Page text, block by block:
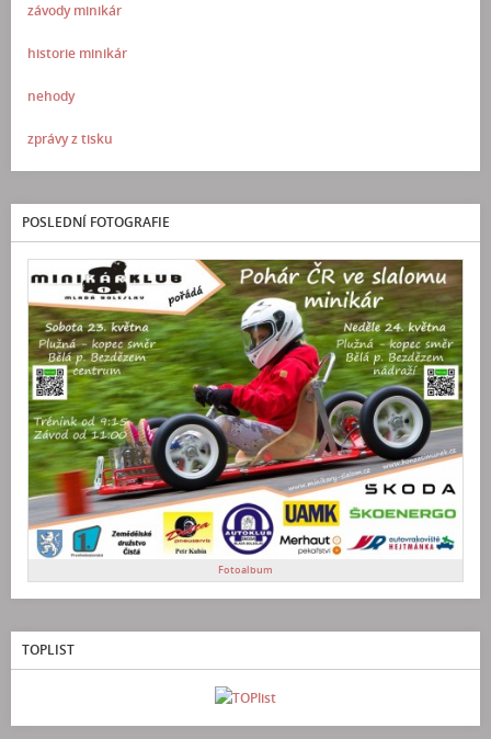
závody minikár
historie minikár
nehody
zprávy z tisku
POSLEDNÍ FOTOGRAFIE
Fotoalbum
TOPLIST